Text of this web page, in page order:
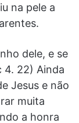
na pele a
dele, e se
4. 22) Ainda
Jesus e não
muita
a honra